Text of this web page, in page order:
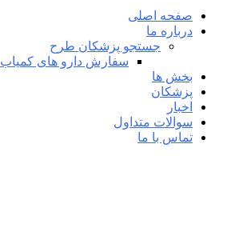
صفحه اصلی
درباره ما
جستجو پزشکان طرح
سفارش دارو های کمیاب
بخش ها
پزشکان
اخبار
سوالات متداول
تماس با ما